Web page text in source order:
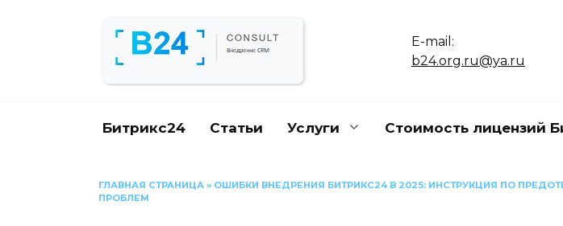
E-mail:
b24.org.ru@ya.ru
Битрикс24 Статьи Услуги Стоимость лицензий
ГЛАВНАЯ СТРАНИЦА » ОШИБКИ ВНЕДРЕНИЯ БИТРИКС24 В 2025: ИНСТРУКЦИЯ ПО
ПРОБЛЕМ